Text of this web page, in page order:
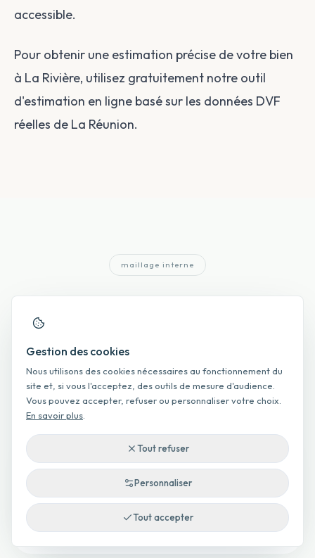
accessible.
Pour obtenir une estimation précise de votre bien
à La Rivière, utilisez gratuitement notre outil
d'estimation en ligne basé sur les données DVF
réelles de La Réunion.
maillage interne
Maillage interne et recherches
Accès direct aux pages parentes, enfants et voisines pour
explorer le marché local plus finement.
Par type de bien
Prix maison à La Rivière Prix terrain à La Rivière
Gestion des cookies
Nous utilisons des cookies nécessaires au fonctionnement du
site et, si vous l'acceptez, des outils de mesure d'audience.
Vous pouvez accepter, refuser ou personnaliser votre choix.
En savoir plus
Tout refuser
Personnaliser
Tout accepter